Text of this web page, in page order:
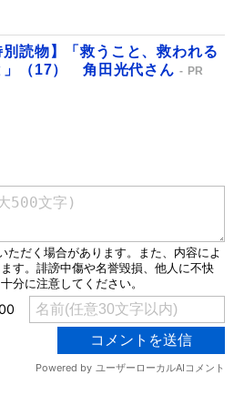
別読物】「救うこと、救われる
」（17） 角田光代さん
PR